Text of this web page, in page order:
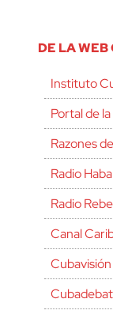
DE LA WEB
Instituto
Portal de
Razones
Radio
Radio
Canal